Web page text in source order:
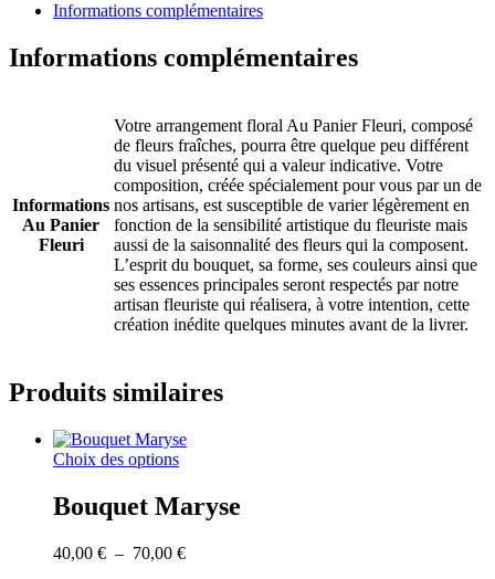
Informations complémentaires
Informations complémentaires
Informations
Au Panier
Fleuri
Votre arrangement floral Au Panier Fleuri, composé
de fleurs fraîches, pourra être quelque peu différent
du visuel présenté qui a valeur indicative. Votre
composition, créée spécialement pour vous par un de
nos artisans, est susceptible de varier légèrement en
fonction de la sensibilité artistique du fleuriste mais
aussi de la saisonnalité des fleurs qui la composent.
L’esprit du bouquet, sa forme, ses couleurs ainsi que
ses essences principales seront respectés par notre
artisan fleuriste qui réalisera, à votre intention, cette
création inédite quelques minutes avant de la livrer.
Produits similaires
Choix des optionsCe
a
plusieurs
Les
Bouquet Maryse
40,00 € – 70,00 €Plage